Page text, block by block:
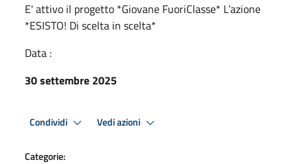
E' attivo il progetto *Giovane FuoriClasse* L’azione
*ESISTO! Di scelta in scelta*
Data :
30 settembre 2025
Condividi Vedi azioni
Categorie: